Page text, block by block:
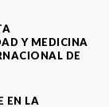
Y MEDICINA
DE
EN LA